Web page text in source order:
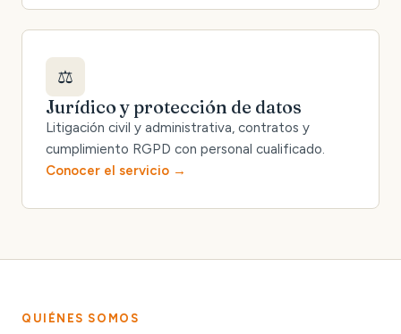
⚖️
Jurídico y protección de datos
Litigación civil y administrativa, contratos y
cumplimiento RGPD con personal cualificado.
Conocer el servicio
QUIÉNES SOMOS